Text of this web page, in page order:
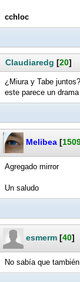
cchloc
Claudiaredg [20]
¿Miura y Tabe juntos?
este parece un
Melibea [
Agregado mirror
Un saludo
esmerm [40]
No sabía que